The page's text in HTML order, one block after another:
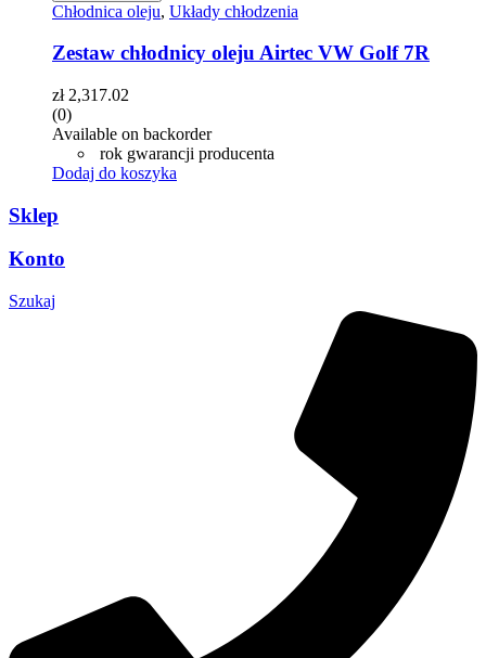
Chłodnica oleju, Układy chłodzenia
Zestaw chłodnicy oleju Airtec VW Golf 7R
zł2,317.02
(0)
Available on backorder
rok gwarancji producenta
Dodaj do koszyka
Sklep
Konto
Szukaj